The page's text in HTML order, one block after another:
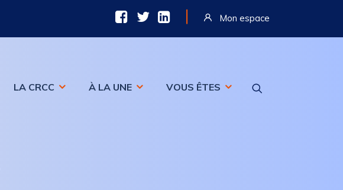
| Mon espace
LA CRCC À LA UNE VOUS ÊTES